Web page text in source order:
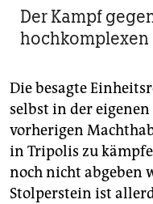
Der Kampf
hochkomplexen
Die besagte
selbst in der
vorherigen
in Tripolis zu
noch nicht abgeben
Stolperstein ist